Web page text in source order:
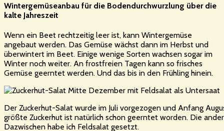
Wintergemüseanbau für die Bodendurchwurzlung über die
kalte Jahreszeit
Wenn ein Beet rechtzeitig leer ist, kann Wintergemüse
angebaut werden. Das Gemüse wächst dann im Herbst und
überwintert im Beet. Einige wenige Sorten wachsen sogar im
Winter noch weiter. An frostfreien Tagen kann so frisches
Gemüse geerntet werden. Und das bis in den Frühling hinein.
Der Zuckerhut-Salat wurde im Juli vorgezogen und Anfang
größte Zuckerhut ist natürlich schon geerntet worden. Die
Dazwischen habe ich Feldsalat gesetzt.